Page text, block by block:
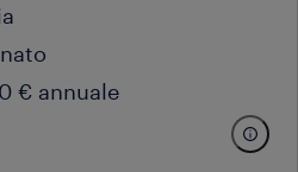
€ annuale